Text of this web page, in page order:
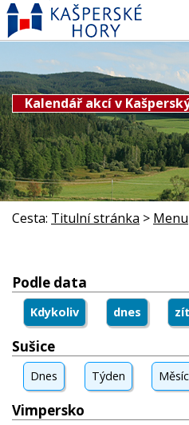
Kalendář akcí v
Cesta: Titulní stránka > Menu
Podle data
Kdykoliv dnes
Sušice
Dnes Týden Měsíc
Vimpersko